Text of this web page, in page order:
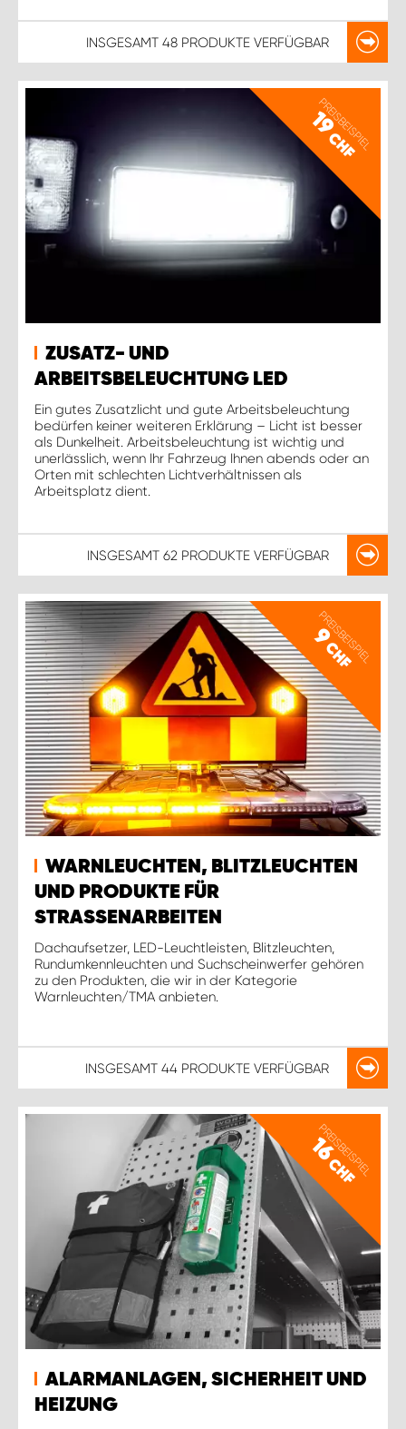
INSGESAMT 48 PRODUKTE VERFÜGBAR
PREISBEISPIEL
19
CHF
ZUSATZ- UND
ARBEITSBELEUCHTUNG LED
Ein gutes Zusatzlicht und gute Arbeitsbeleuchtung
bedürfen keiner weiteren Erklärung – Licht ist besser
als Dunkelheit. Arbeitsbeleuchtung ist wichtig und
unerlässlich, wenn Ihr Fahrzeug Ihnen abends oder an
Orten mit schlechten Lichtverhältnissen als
Arbeitsplatz dient.
INSGESAMT 62 PRODUKTE VERFÜGBAR
PREISBEISPIEL
9
CHF
WARNLEUCHTEN, BLITZLEUCHTEN
UND PRODUKTE FÜR
STRASSENARBEITEN
Dachaufsetzer, LED-Leuchtleisten, Blitzleuchten,
Rundumkennleuchten und Suchscheinwerfer gehören
zu den Produkten, die wir in der Kategorie
Warnleuchten/TMA anbieten.
INSGESAMT 44 PRODUKTE VERFÜGBAR
PREISBEISPIEL
16
CHF
ALARMANLAGEN, SICHERHEIT UND
HEIZUNG